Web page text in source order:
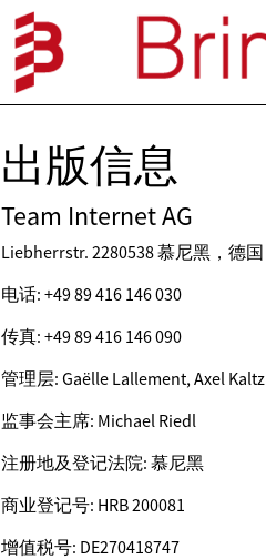
出版信息
Team Internet AG
Liebherrstr. 2280538 慕尼黑，德国
电话: +49 89 416 146 030
传真: +49 89 416 146 090
管理层: Gaëlle Lallement, Axel Kaltz
监事会主席: Michael Riedl
注册地及登记法院: 慕尼黑
商业登记号: HRB 200081
增值税号: DE270418747